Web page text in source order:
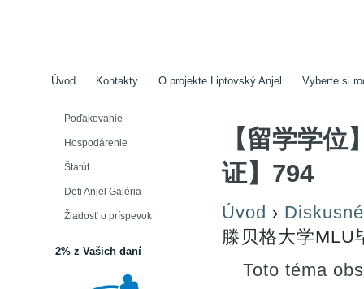
Úvod Kontakty O projekte Liptovský Anjel Vyberte si
Poďakovanie
Hospodárenie
Štatút
Deti Anjel Galéria
Žiadosť o príspevok
2% z Vašich daní
【留学学
证】794
Úvod ›
滕贝格大学MLU
Toto téma